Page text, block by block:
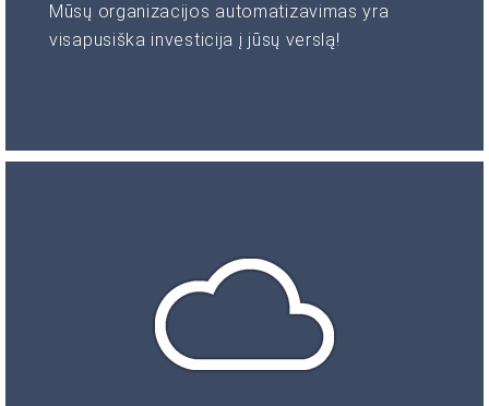
Mūsų organizacijos automatizavimas yra
visapusiška investicija į jūsų verslą!